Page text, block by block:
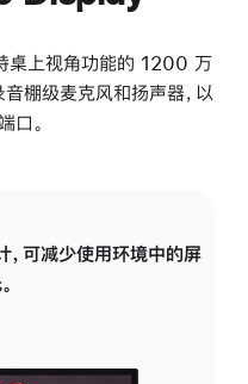
桌上视角功能的 1200 万
棚级麦克风和扬声器，以
口。
可减少使用环境中的屏